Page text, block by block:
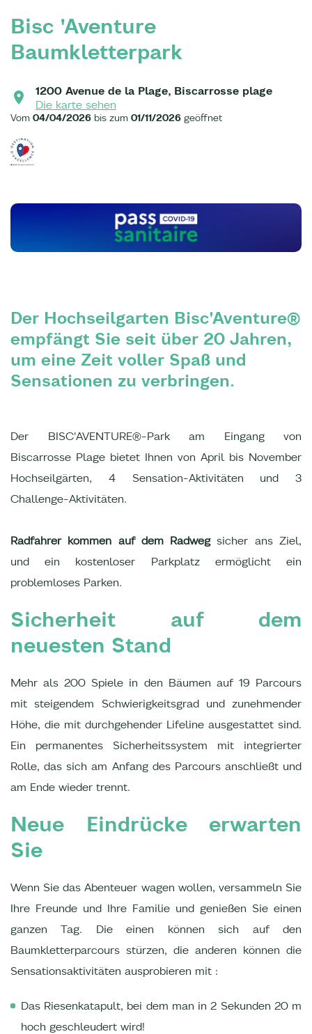
Bisc 'Aventure
Baumkletterpark
1200 Avenue de la Plage, Biscarrosse plage
Die karte sehen
Vom 04/04/2026 bis zum 01/11/2026 geöffnet
Der Hochseilgarten Bisc'Aventure®
empfängt Sie seit über 20 Jahren,
um eine Zeit voller Spaß und
Sensationen zu verbringen.
Der BISC'AVENTURE®-Park am Eingang von
Biscarrosse Plage bietet Ihnen von April bis November
Hochseilgärten, 4 Sensation-Aktivitäten und 3
Challenge-Aktivitäten.
Radfahrer kommen auf dem Radwegsicher ans Ziel,
und ein kostenloser Parkplatz ermöglicht ein
problemloses Parken.
Sicherheit auf dem
neuesten Stand
Mehr als 200 Spiele in den Bäumen auf 19 Parcours
mit steigendem Schwierigkeitsgrad und zunehmender
Höhe, die mit durchgehender Lifeline ausgestattet sind.
Ein permanentes Sicherheitssystem mit integrierter
Rolle, das sich am Anfang des Parcours anschließt und
am Ende wieder trennt.
Neue Eindrücke erwarten
Sie
Wenn Sie das Abenteuer wagen wollen, versammeln Sie
Ihre Freunde und Ihre Familie und genießen Sie einen
ganzen Tag. Die einen können sich auf den
Baumkletterparcours stürzen, die anderen können die
Sensationsaktivitäten ausprobieren mit :
Das Riesenkatapult, bei dem man in 2 Sekunden 20 m
hoch geschleudert wird!